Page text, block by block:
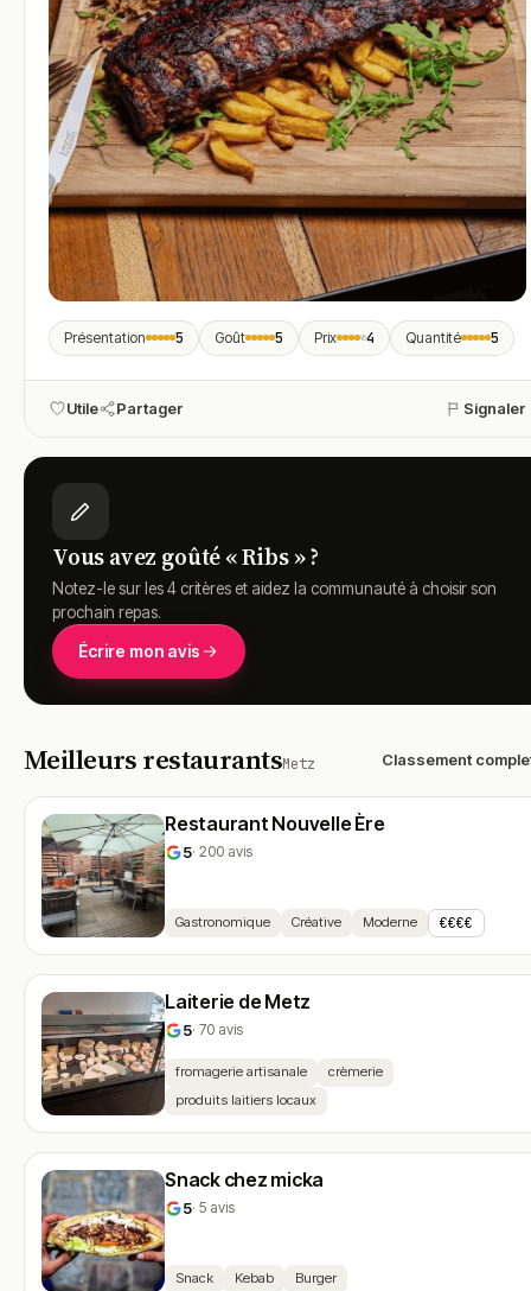
Présentation 5 Goût 5 Prix 4 Quantité 5
Utile Partager Signaler
Vous avez goûté « Ribs » ?
Notez-le sur les 4 critères et aidez la communauté à choisir son
prochain repas.
Écrire mon avis
Meilleurs restaurantsMetz Classement
Restaurant Nouvelle Ère
5· 200 avis
Gastronomique Créative Moderne €€€€
Laiterie de Metz
5· 70 avis
fromagerie artisanale
crèmerie
produits laitiers locaux
Snack chez micka
5· 5 avis
Snack Kebab Burger